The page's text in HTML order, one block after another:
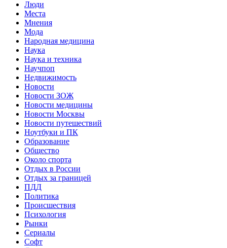
Люди
Места
Мнения
Мода
Народная медицина
Наука
Наука и техника
Научпоп
Недвижимость
Новости
Новости ЗОЖ
Новости медицины
Новости Москвы
Новости путешествий
Ноутбуки и ПК
Образование
Общество
Около спорта
Отдых в России
Отдых за границей
ПДД
Политика
Происшествия
Психология
Рынки
Сериалы
Софт